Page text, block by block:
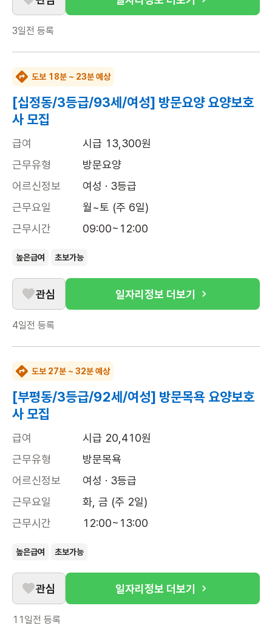
3일전 등록
도보 18분 ~ 23분 예상
[십정동/3등급/93세/여성] 방문요양 요양보호
사 모집
급여
시급 13,300원
근무유형
방문요양
어르신정보
여성 · 3등급
근무요일
월~토 (주 6일)
근무시간
09:00~12:00
높은급여 초보가능
관심 일자리정보 더보기
4일전 등록
도보 27분 ~ 32분 예상
[부평동/3등급/92세/여성] 방문목욕 요양보호
사 모집
급여
시급 20,410원
근무유형
방문목욕
어르신정보
여성 · 3등급
근무요일
화, 금 (주 2일)
근무시간
12:00~13:00
높은급여 초보가능
관심 일자리정보 더보기
11일전 등록